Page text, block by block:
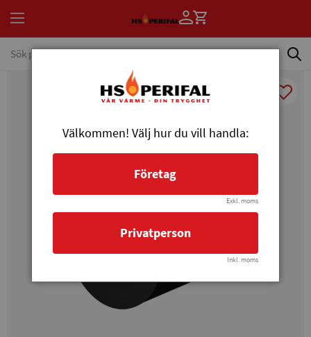
Välkommen! Välj hur du vill handla:
Företag
Exkl. moms
Privatperson
Inkl. moms